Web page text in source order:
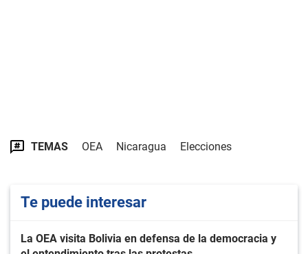
TEMAS OEA Nicaragua Elecciones
Te puede interesar
La OEA visita Bolivia en defensa de la democracia y